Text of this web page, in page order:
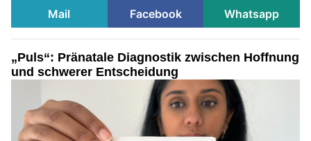
Mail
Facebook Whatsapp
„Puls“: Pränatale Diagnostik zwischen Hoffnung
und schwerer Entscheidung